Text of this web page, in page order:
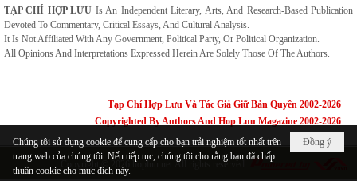
TẠP CHÍ HỢP LƯU Is An Independent Literary, Arts, And Research-Based Publication
Devoted To Commentary, Critical Essays, And Cultural Analysis.
It Is Not Affiliated With Any Government, Political Party, Or Political Organization.
All Opinions And Interpretations Expressed Herein Are Solely Those Of The Authors.
Tạp Chí Hợp Lưu Và Tác Giả Giữ Bản Quyền 2002-2026
Copyrighted By Authors And Hop Luu Magazine 2002-2026
Copyright © 2026 hopluu.net All rights reserved
Đồng ý
Chúng tôi sử dụng cookie để cung cấp cho bạn trải nghiệm tốt nhất trên
trang web của chúng tôi. Nếu tiếp tục, chúng tôi cho rằng bạn đã chấp
thuận cookie cho mục đích này.